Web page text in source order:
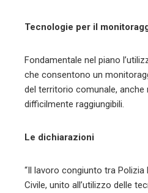
Tecnologie per il
Fondamentale nel piano
che consentono un
del territorio comunale, anche
difficilmente raggiungibili.
Le dichiarazioni
“Il lavoro congiunto tra
Civile, unito all’utilizzo delle